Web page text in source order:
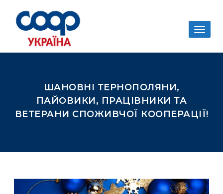
ШАНОВНІ ТЕРНОПОЛЯНИ,
ПАЙОВИКИ, ПРАЦІВНИКИ ТА
ВЕТЕРАНИ СПОЖИВЧОЇ КООПЕРАЦІЇ!